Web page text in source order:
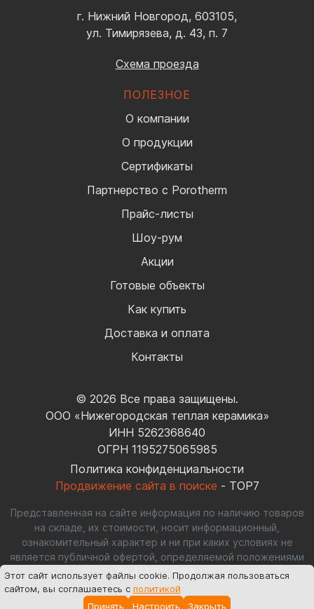
г. Нижний Новгород, 603105,
ул. Тимирязева, д. 43, п. 7
Схема проезда
ПОЛЕЗНОЕ
О компании
О продукции
Сертификаты
Партнерство с Porotherm
Прайс-листы
Шоу-рум
Акции
Готовые объекты
Как купить
Доставка и оплата
Контакты
© 2026 Все права защищены.
ООО «Нижегородская теплая керамика»
ИНН 5262368640
ОГРН 1195275065985
Политика конфиденциальности
Продвижение сайта в поиске - TOP7
Представленная на сайте информация по наличию товаров
на складе, их стоимости, носит информационный,
ознакомительный характер и ни при каких условиях не
является публичной офертой, определяемой положениями
Ст.437(2) ГК РФ.
Этот сайт использует файлы cookie. Продолжая пользоваться
сайтом, вы соглашаетесь с политикой
Принять
Настроить Закрыть